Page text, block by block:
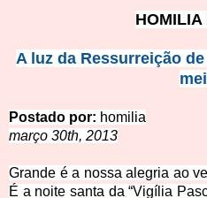
HOMILIA
A luz da Ressurreição
Postado por: homilia
março 30th, 2013
Grande é a nossa alegria ao
É a noite santa da “Vigília